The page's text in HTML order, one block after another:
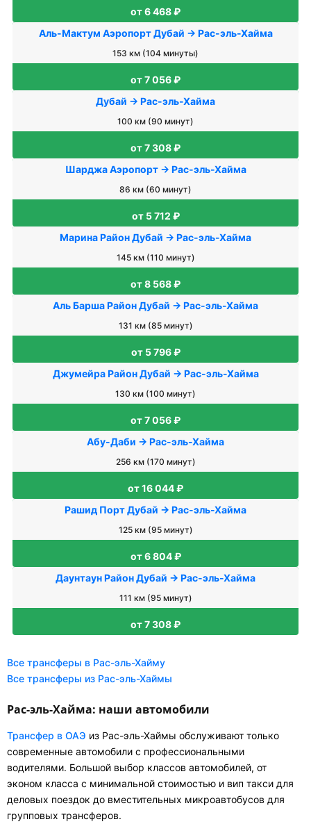
от 6 468 ₽
Аль-Мактум Аэропорт Дубай → Рас-эль-Хайма
153 км (104 минуты)
от 7 056 ₽
Дубай → Рас-эль-Хайма
100 км (90 минут)
от 7 308 ₽
Шарджа Аэропорт → Рас-эль-Хайма
86 км (60 минут)
от 5 712 ₽
Марина Район Дубай → Рас-эль-Хайма
145 км (110 минут)
от 8 568 ₽
Аль Барша Район Дубай → Рас-эль-Хайма
131 км (85 минут)
от 5 796 ₽
Джумейра Район Дубай → Рас-эль-Хайма
130 км (100 минут)
от 7 056 ₽
Абу-Даби → Рас-эль-Хайма
256 км (170 минут)
от 16 044 ₽
Рашид Порт Дубай → Рас-эль-Хайма
125 км (95 минут)
от 6 804 ₽
Даунтаун Район Дубай → Рас-эль-Хайма
111 км (95 минут)
от 7 308 ₽
Все трансферы в Рас-эль-Хайму
Все трансферы из Рас-эль-Хаймы
Рас-эль-Хайма: наши автомобили
Трансфер в ОАЭ из Рас-эль-Хаймы обслуживают только
современные автомобили с профессиональными
водителями. Большой выбор классов автомобилей, от
эконом класса с минимальной стоимостью и вип такси для
деловых поездок до вместительных микроавтобусов для
групповых трансферов.